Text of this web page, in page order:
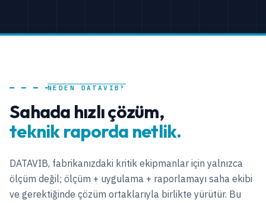
NEDEN DATAVIB?
Sahada hızlı çözüm,
teknik raporda netlik.
DATAVIB, fabrikanızdaki kritik ekipmanlar için yalnızca
ölçüm değil; ölçüm + uygulama + raporlamayı saha ekibi
ve gerektiğinde çözüm ortaklarıyla birlikte yürütür. Bu